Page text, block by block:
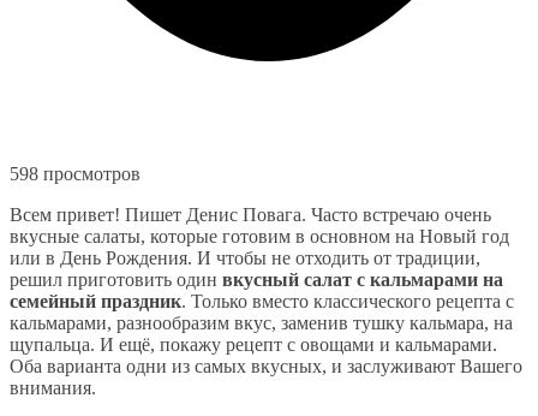
598 просмотров
Всем привет! Пишет Денис Повага. Часто встречаю очень
вкусные салаты, которые готовим в основном на Новый год
или в День Рождения. И чтобы не отходить от традиции,
решил приготовить один вкусный салат с кальмарами на
семейный праздник. Только вместо классического рецепта с
кальмарами, разнообразим вкус, заменив тушку кальмара, на
щупальца. И ещё, покажу рецепт с овощами и кальмарами.
Оба варианта одни из самых вкусных, и заслуживают Вашего
внимания.